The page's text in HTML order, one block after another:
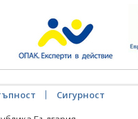
Сигурност